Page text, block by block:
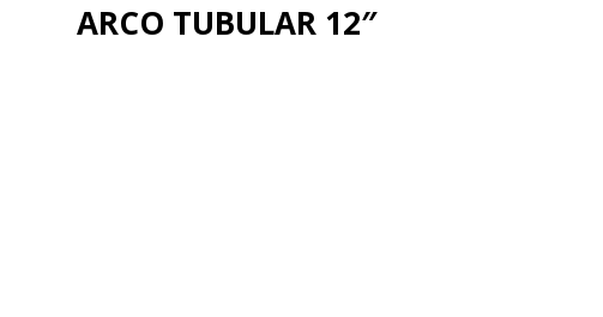
ARCO TUBULAR 12″